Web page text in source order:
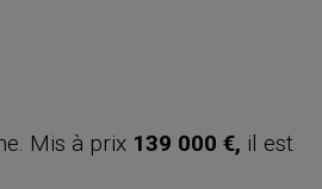
Mis à prix 139 000 €, il est